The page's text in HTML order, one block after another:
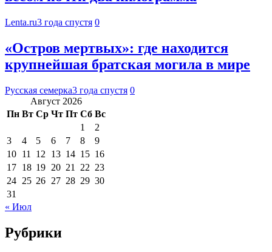
Lenta.ru3 года спустя 0
«Остров мертвых»: где находится
крупнейшая братская могила в мире
Русская семерка3 года спустя 0
Август 2026
Пн Вт Ср Чт Пт Сб Вс
1
2
3
4 5 6 7 8
9
10 11 12 13 14 15 16
17 18 19 20 21 22 23
24 25 26 27 28 29 30
31
« Июл
Рубрики